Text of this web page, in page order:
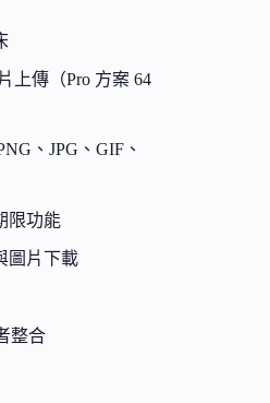
上傳（Pro 方案 64
、JPG、GIF、
限功能
圖片下載
整合